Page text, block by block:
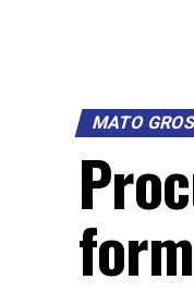
MATO